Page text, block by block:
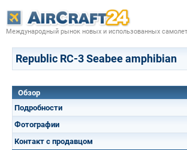
Международный рынок новых и использованных
Republic RC-3 Seabee amphibian
Обзор
Подробности
Фотографии
Контакт с продавцом